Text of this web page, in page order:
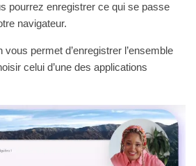
pourrez enregistrer ce qui se passe
navigateur.
permet d’enregistrer l’ensemble
celui d’une des applications